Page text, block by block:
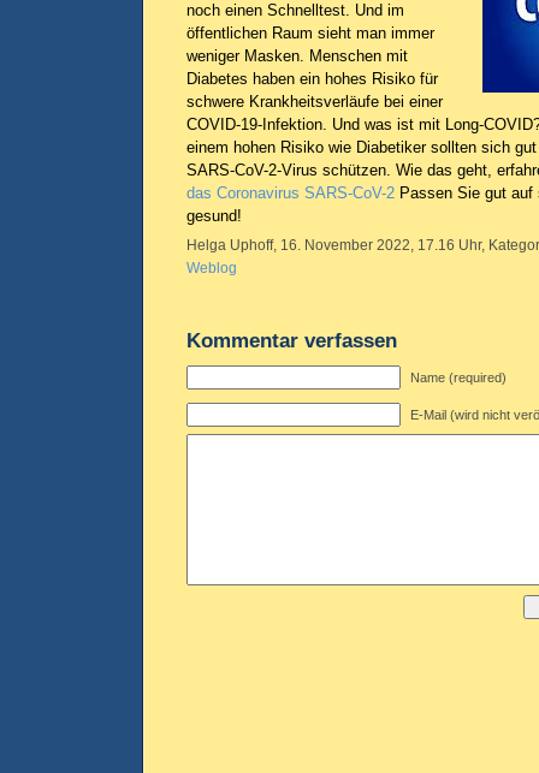
noch einen Schnelltest. Und im
öffentlichen Raum sieht man immer
weniger Masken. Menschen mit
Diabetes haben ein hohes Risiko für
schwere Krankheitsverläufe bei einer
COVID-19-Infektion. Und was ist mit Long-
einem hohen Risiko wie Diabetiker sollten sich
SARS-CoV-2-Virus schützen. Wie das geht,
das Coronavirus SARS-CoV-2 Passen Sie gut
gesund!
Helga Uphoff, 16. November 2022, 17.16 Uhr,
Weblog
Kommentar verfassen
Name (required)
E-Mail (wird nicht